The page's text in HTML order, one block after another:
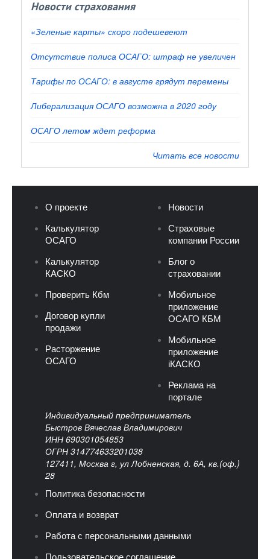
Новости страхования
«Зеленые карты» скоро подешевеют
Отсутствие полиса ОСАГО: штраф не увеличен
Тарифы по ОСАГО: в августе грядут перемены
Либерализация ОСАГО возможна в 2020 году
ОСАГО летом ждет реформа
Читать все новости
О проекте
Калькулятор
ОСАГО
Калькулятор
КАСКО
Проверить Кбм
Договор купли
продажи
Расторжение
ОСАГО
Новости
Страховые
компании России
Блог о
страховании
Мобильное
приложение
ОСАГО КБМ
Мобильное
приложение
iКАСКО
Реклама на
портале
Индивидуальный предприниматель
Быстров Вячеслав Владимирович
ИНН 690301054853
ОГРН 314774633201038
127411, Москва г, ул Лобненская, д. 6А, кв.(оф.)
28
Политика безопасности
Оплата и возврат
Работа с персональными данными
Пользовательское соглашение